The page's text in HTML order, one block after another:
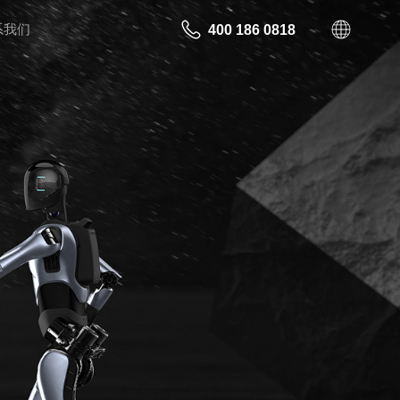
我们 400 186 0818